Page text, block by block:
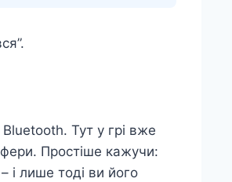
Тут у грі вже
Простіше кажучи:
і лише тоді ви його